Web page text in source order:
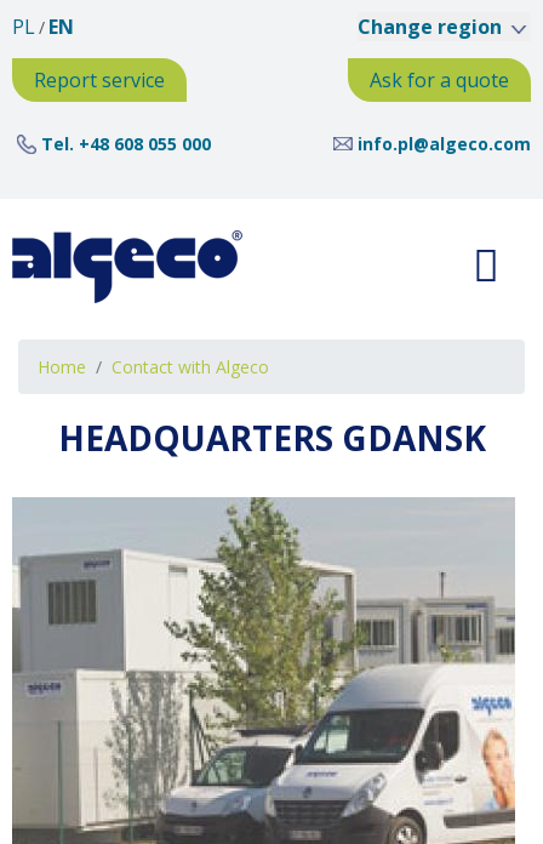
PL EN
Report service
Ask for a quote
Tel. +48 608 055 000 info.pl@algeco.com
Change region
Breadcrumb
Home Contact with Algeco
HEADQUARTERS GDANSK